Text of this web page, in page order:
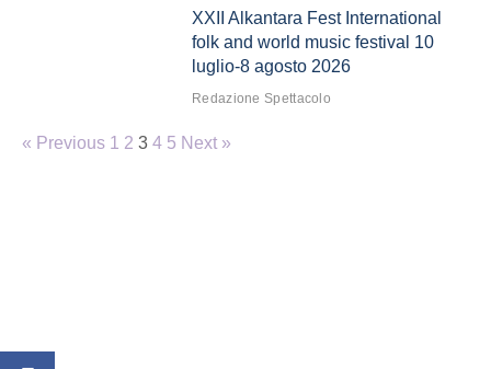
XXII Alkantara Fest International
folk and world music festival 10
luglio-8 agosto 2026
Redazione Spettacolo
« Previous 1 2 3 4 5 Next »